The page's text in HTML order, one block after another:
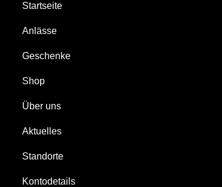
Startseite
Anlässe
Geschenke
Shop
Über uns
Aktuelles
Standorte
Kontodetails